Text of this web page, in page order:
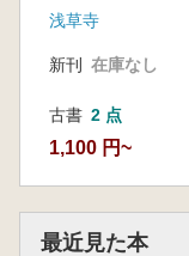
浅草寺
新刊 在庫なし
古書 2 点
1,100 円~
最近見た本